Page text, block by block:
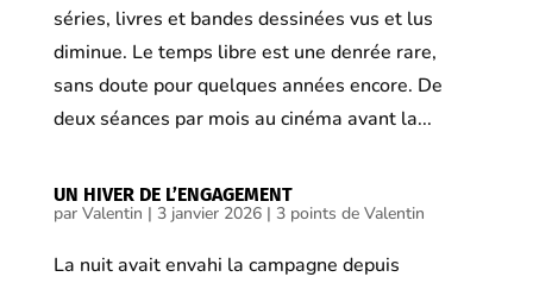
séries, livres et bandes dessinées vus et lus
diminue. Le temps libre est une denrée rare,
sans doute pour quelques années encore. De
deux séances par mois au cinéma avant la...
UN HIVER DE L’ENGAGEMENT
par Valentin | 3 janvier 2026| 3 points de Valentin
La nuit avait envahi la campagne depuis